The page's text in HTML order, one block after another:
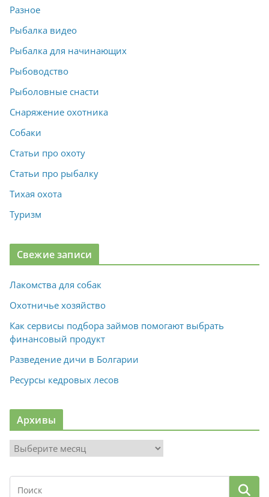
Разное
Рыбалка видео
Рыбалка для начинающих
Рыбоводство
Рыболовные снасти
Снаряжение охотника
Собаки
Статьи про охоту
Статьи про рыбалку
Тихая охота
Туризм
Свежие записи
Лакомства для собак
Охотничье хозяйство
Как сервисы подбора займов помогают выбрать
финансовый продукт
Разведение дичи в Болгарии
Ресурсы кедровых лесов
Архивы
р
х